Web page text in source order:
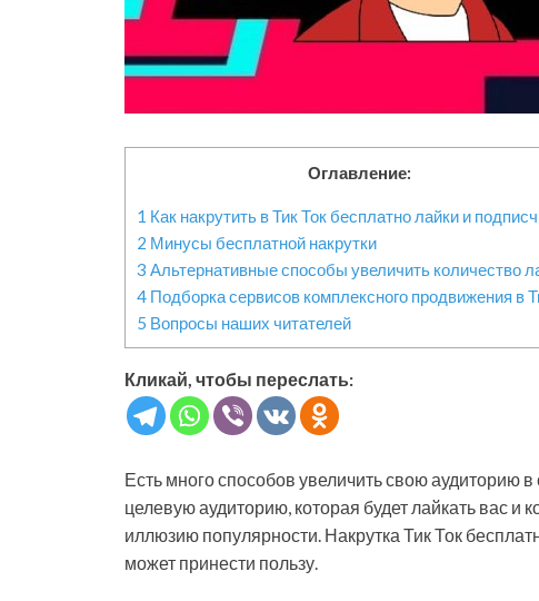
Оглавление:
1 Как накрутить в Тик Ток бесплатно лайки и
2 Минусы бесплатной накрутки
3 Альтернативные способы увеличить количество
4 Подборка сервисов комплексного продвижения в
5 Вопросы наших читателей
Кликай, чтобы переслать:
Есть много способов увеличить свою аудиторию
целевую аудиторию, которая будет лайкать вас
иллюзию популярности. Накрутка Тик Ток
может принести пользу.